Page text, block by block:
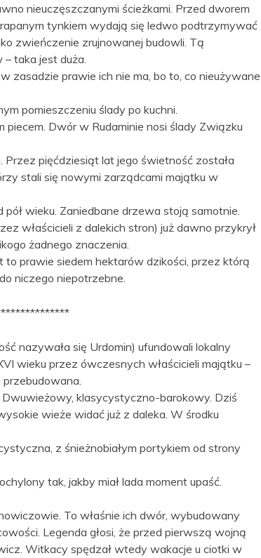
nieuczęszczanymi ścieżkami. Przed dworem
tynkiem wydają się ledwo podtrzymywać
zwieńczenie zrujnowanej budowli. Tą
taka jest duża.
zasadzie prawie ich nie ma, bo to, co nieużywane
pomieszczeniu ślady po kuchni.
piecem. Dwór w Rudaminie nosi ślady Związku
Przez pięćdziesiąt lat jego świetność została
stali się nowymi zarządcami majątku w
wieku. Zaniedbane drzewa stoją samotnie.
właścicieli z dalekich stron) już dawno przykrył
żadnego znaczenia.
prawie siedem hektarów dzikości, przez którą
niczego niepotrzebne.
nazywała się Urdomin) ufundowali lokalny
wieku przez ówczesnych właścicieli majątku –
przebudowana.
Dwuwieżowy, klasycystyczno-barokowy. Dziś
wieże widać już z daleka. W środku
z śnieżnobiałym portykiem od strony
tak, jakby miał lada moment upaść.
To właśnie ich dwór, wybudowany
Legenda głosi, że przed pierwszą wojną
Witkacy spędzał wtedy wakacje u ciotki w